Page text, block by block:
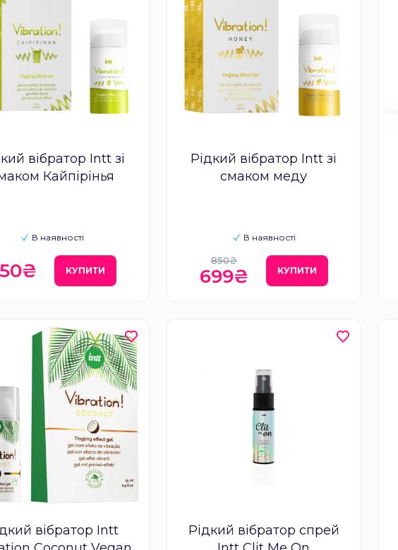
вібратор Intt зі
Кайпірінья
В наявності
КУПИТИ
Рідкий вібратор Intt зі
смаком меду
В наявності
699₴
850₴
КУПИТИ
вібратор Intt
Рідкий вібратор спрей